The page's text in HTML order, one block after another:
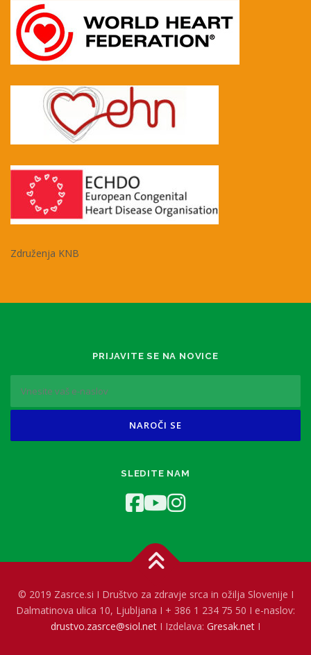
Združenja KNB
PRIJAVITE SE NA NOVICE
SLEDITE NAM
© 2019 Zasrce.si I Društvo za zdravje srca in ožilja Slovenije I
Dalmatinova ulica 10, Ljubljana I + 386 1 234 75 50 I e-naslov:
drustvo.zasrce@siol.net I Izdelava: Gresak.net I